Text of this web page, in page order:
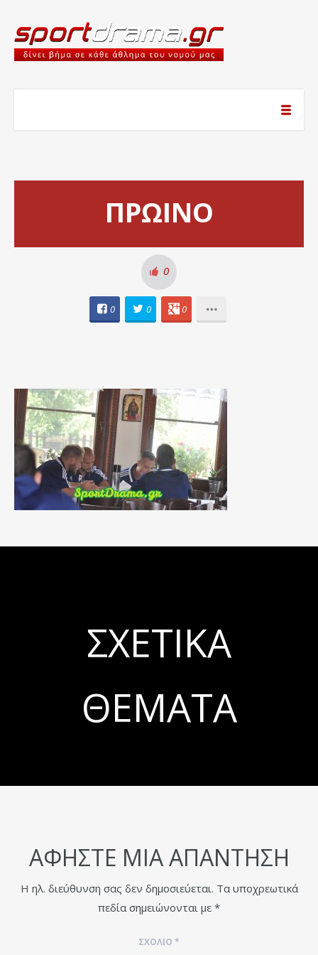
ΠΡΩΙΝΟ
0
0 0 0
ΣΧΕΤΙΚΆ
ΘΈΜΑΤΑ
ΑΦΉΣΤΕ ΜΙΑ ΑΠΆΝΤΗΣΗ
Η ηλ. διεύθυνση σας δεν δημοσιεύεται. Τα υποχρεωτικά
πεδία σημειώνονται με *
ΣΧΌΛΙΟ *